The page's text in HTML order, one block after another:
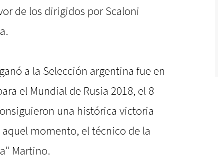
de los dirigidos por Scaloni
a la Selección argentina fue en
el Mundial de Rusia 2018, el 8
una histórica victoria
momento, el técnico de la
Martino.